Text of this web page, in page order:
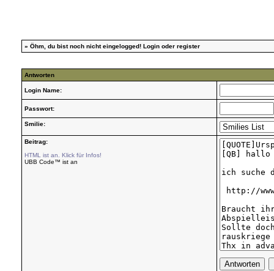
» Öhm, du bist noch nicht eingelogged! Login oder register
Antworten
Login Name:
Passwort:
Smilie:
Beitrag:
HTML ist an. Klick für Infos!
UBB Code™ ist an